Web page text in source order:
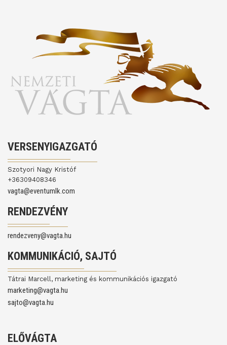
VERSENYIGAZGATÓ
Szotyori Nagy Kristóf
+36309408346
vagta@eventumlk.com
RENDEZVÉNY
rendezveny@vagta.hu
KOMMUNIKÁCIÓ, SAJTÓ
Tátrai Marcell, marketing és kommunikációs igazgató
marketing@vagta.hu
sajto@vagta.hu
ELŐVÁGTA